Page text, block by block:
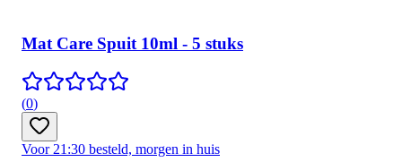
Mat Care Spuit 10ml - 5 stuks
(0)
Voor 21:30 besteld, morgen in huis